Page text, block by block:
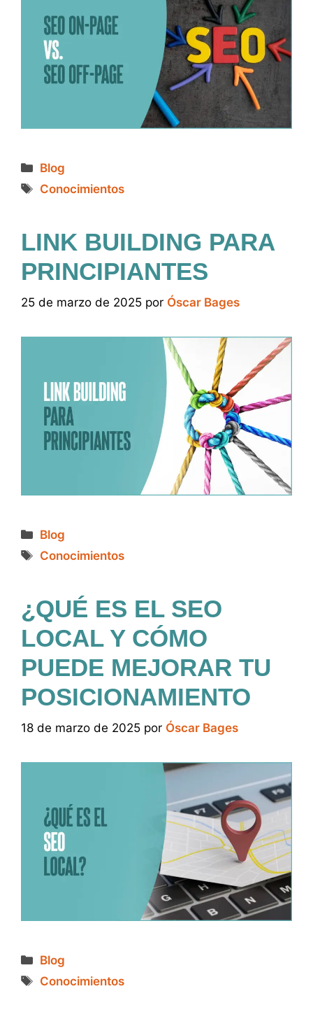
Categorías
Blog
Etiquetas
Conocimientos
LINK BUILDING PARA
PRINCIPIANTES
25 de marzo de 2025 por Óscar Bages
Categorías
Blog
Etiquetas
Conocimientos
¿QUÉ ES EL SEO
LOCAL Y CÓMO
PUEDE MEJORAR TU
POSICIONAMIENTO
18 de marzo de 2025 por Óscar Bages
Categorías
Blog
Etiquetas
Conocimientos